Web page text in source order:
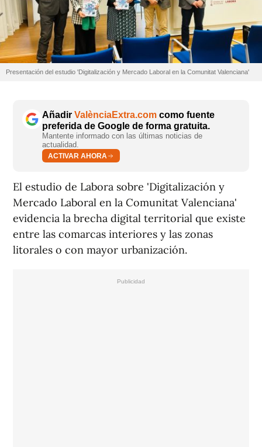
Presentación del estudio 'Digitalización y Mercado Laboral en la Comunitat Valenciana'
Añadir ValènciaExtra.com como fuente
preferida de Google de forma gratuita.
Mantente informado con las últimas noticias de
actualidad.
ACTIVAR AHORA
El estudio de Labora sobre 'Digitalización y
Mercado Laboral en la Comunitat Valenciana'
evidencia la brecha digital territorial que existe
entre las comarcas interiores y las zonas
litorales o con mayor urbanización.